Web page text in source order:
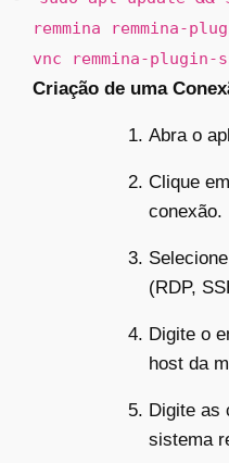
remmina remmina-
vnc remmina-plugin-
Criação de uma
Abra o
Clique
conexão.
(RDP,
Digite o
host da
Digite as
sistema